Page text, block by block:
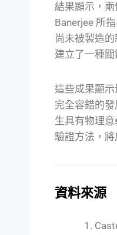
結果顯示，
Banerjee 所
尚未被製造
建立了一種關
這些成果顯
完全容錯的
生具有物理
驗證方法，將
資料來源